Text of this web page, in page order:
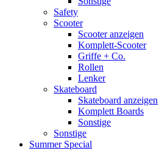
Safety
Scooter
Scooter anzeigen
Komplett-Scooter
Griffe + Co.
Rollen
Lenker
Skateboard
Skateboard anzeigen
Komplett Boards
Sonstige
Sonstige
Summer Special